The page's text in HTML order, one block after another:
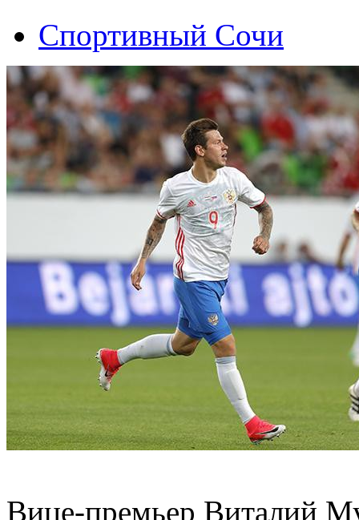
Спортивный Сочи
Вице-премьер Виталий